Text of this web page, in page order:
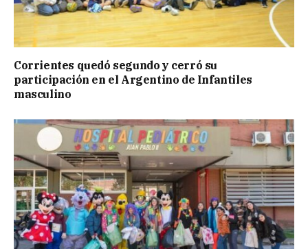
Corrientes quedó segundo y cerró su
participación en el Argentino de Infantiles
masculino